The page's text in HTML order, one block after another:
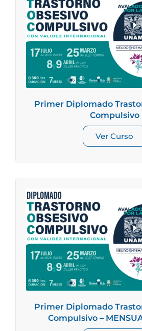
Primer Diplomado
Compulsivo
Ver Curso
Primer Diplomado
Compulsivo –